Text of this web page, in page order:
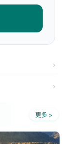
更多 >